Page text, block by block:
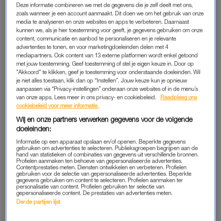
huis”, vertelt ze.
VAKANTIEPARK
VolgensPointerwordt er de laatste jaren sowieso meer
gehandhaafd, omdat je in veel gemeenten niet mag wonen in
een vakantiewoning. Toch wonen er volgens het programma
nog altijd meer dan 55.000 mensen op eenvakantiepark.
Maaike en haar gezin hebben net de pech dat hun gemeente
permanent wonen in een vakantiepark niet toestaat. Ze wonen
nu tijdelijk in een chalet, waar ze deze zomer alweer uit
moeten.
De vakantiewoning mogen ze pas weer in als ze laten zien dat
ze een andere woning als hoofdverblijf hebben gevonden.
Deze informatie combineren we met de gegevens die je zelf deelt met ons,
zoals wanneer je een account aanmaakt. Dit doen we om het gebruik van onze
media te analyseren en onze websites en apps te verbeteren. Daarnaast
kunnen we, als je hier toestemming voor geeft, je gegevens gebruiken om onze
content, communicatie en aanbod te personaliseren en je relevante
advertenties te tonen, en voor marketingdoeleinden delen met 4
mediapartners. Ook content van 13 externe platformen wordt enkel getoond
met jouw toestemming. Geef toestemming of stel je eigen keuze in. Door op
"Akkoord" te klikken, geef je toestemming voor onderstaande doeleinden. Wil
je niet alles toestaan, klik dan op “Instellen”. Jouw keuze kun je opnieuw
aanpassen via “Privacy-instellingen” onderaan onze websites of in de menu’s
van onze apps. Lees meer in ons privacy- en cookiebeleid.
Raadpleeg ons
cookiebeleid voor meer informatie.
Wij en onze partners verwerken gegevens voor de volgende
doeleinden:
Informatie op een apparaat opslaan en/of openen. Beperkte gegevens
gebruiken om advertenties te selecteren. Publieksgroepen begrijpen aan de
hand van statistieken of combinaties van gegevens uit verschillende bronnen.
Profielen aanmaken ten behoeve van gepersonaliseerde advertenties.
Contentprestaties meten. Diensten ontwikkelen en verbeteren. Profielen
gebruiken voor de selectie van gepersonaliseerde advertenties. Beperkte
gegevens gebruiken om content te selecteren. Profielen aanmaken ter
personalisatie van content. Profielen gebruiken ter selectie van
gepersonaliseerde content. De prestaties van advertenties meten.
Derde partijen lijst